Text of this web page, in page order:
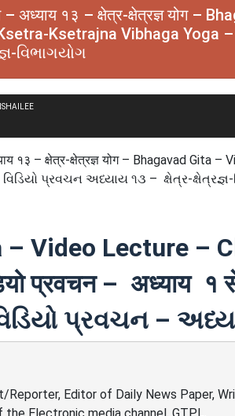
– अध्याय १३ – क्षेत्र-क्षेत्रज्ञ योग –
Ksetrajna Vibhaga Yoga
વિભાગયોગ
१३ – क्षेत्र-क्षेत्रज्ञ योग – Bhagavad
પ્રવચન અધ્યાય ૧૩ – ક્ષેત્ર-
– Video Lecture –
प्रवचन – अध्याय १
પ્રવચન –
Reporter, Editor of Daily News Paper,